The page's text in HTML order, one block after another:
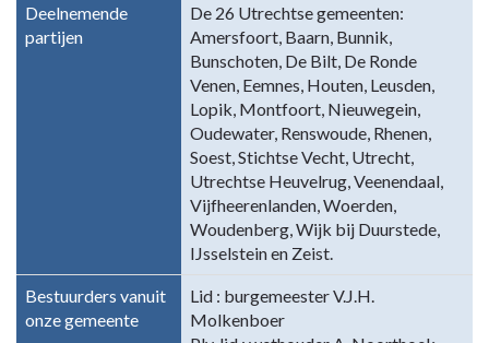
Deelnemende
partijen
De 26 Utrechtse gemeenten:
Amersfoort, Baarn, Bunnik,
Bunschoten, De Bilt, De Ronde
Venen, Eemnes, Houten, Leusden,
Lopik, Montfoort, Nieuwegein,
Oudewater, Renswoude, Rhenen,
Soest, Stichtse Vecht, Utrecht,
Utrechtse Heuvelrug, Veenendaal,
Vijfheerenlanden, Woerden,
Woudenberg, Wijk bij Duurstede,
IJsselstein en Zeist.
Bestuurders vanuit
onze gemeente
Lid : burgemeester V.J.H.
Molkenboer